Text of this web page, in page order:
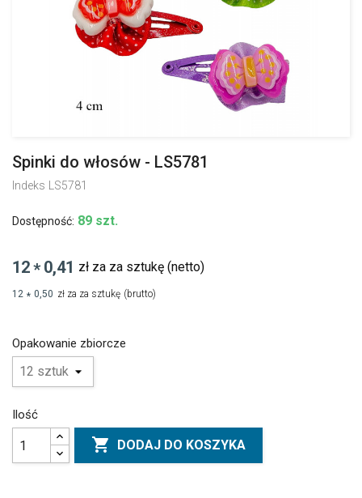
Spinki do włosów - LS5781
Indeks LS5781
Dostępność: 89 szt.
12* 0,41 zł za za sztukę (netto)
12 * 0,50 zł za za sztukę (brutto)
Opakowanie zbiorcze
Ilość
 DODAJ DO KOSZYKA